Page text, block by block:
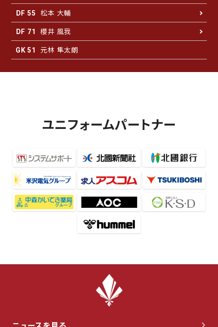
DF 55 松本 大輔
DF 71 櫻井 風我
GK 51 元林 隼太朗
ユニフォームパートナー